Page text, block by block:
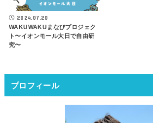
2024.07.20
WAKUWAKUまなびプロジェク
ト〜イオンモール大日で自由研
究〜
プロフィール